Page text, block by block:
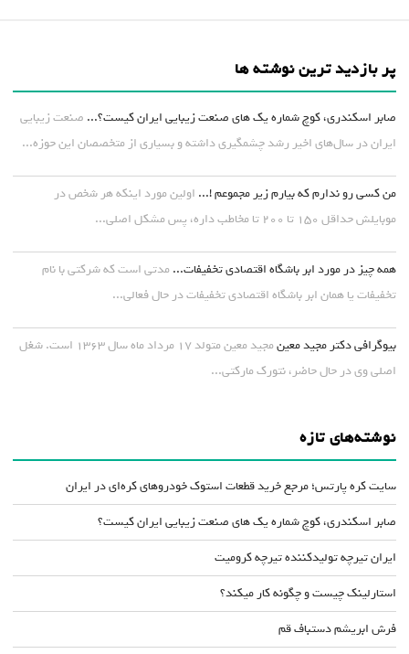
پر بازدید ترین نوشته ها
صابر اسکندری، کوچ شماره یک های صنعت زیبایی ایران کیست؟... صنعت زیبایی
ایران در سال‌های اخیر رشد چشمگیری داشته و بسیاری از متخصصان این حوزه...
من کسی رو ندارم که بیارم زیر مجموعم !... اولین مورد اینکه هر شخص در
موبایلش حداقل ۱۵۰ تا ۲۰۰ تا مخاطب داره، پس مشکل اصلی...
همه چیز در مورد ابر باشگاه اقتصادی تخفیفات... مدتی است که شرکتی با نام
تخفیفات یا همان ابر باشگاه اقتصادی تخفیفات در حال فعالی...
بیوگرافی دکتر مجید معین
مجید معین متولد ۱۷ مرداد ماه سال ۱۳۶۳ است. شغل
اصلی وی در حال حاضر، نتورک مارکتی...
نوشته‌های تازه
سایت کره پارتس؛ مرجع خرید قطعات استوک خودروهای کره‌ای در ایران
صابر اسکندری، کوچ شماره یک های صنعت زیبایی ایران کیست؟
ایران تیرچه تولیدکننده تیرچه کرومیت
استارلینک چیست و چگونه کار میکند؟
فرش ابریشم دستباف قم